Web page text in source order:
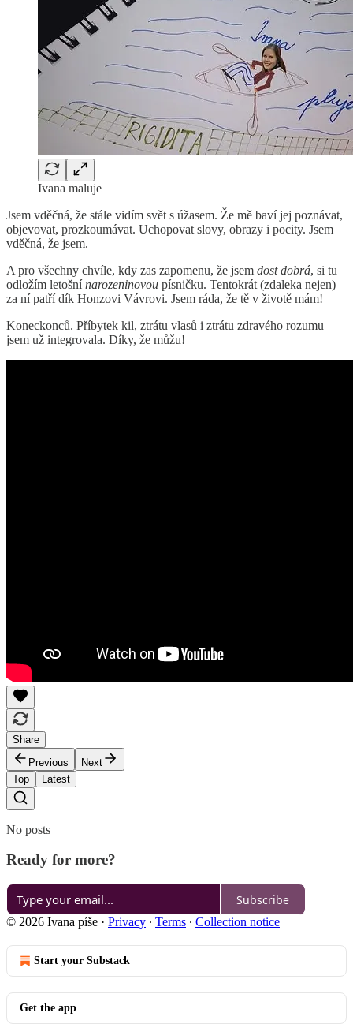
Ivana maluje
Jsem vděčná, že stále vidím svět s úžasem. Že mě baví jej poznávat,
objevovat, prozkoumávat. Uchopovat slovy, obrazy i pocity. Jsem
vděčná, že jsem.
A pro všechny chvíle, kdy zas zapomenu, že jsem dost dobrá, si tu
odložím letošnínarozeninovou písničku. Tentokrát (zdaleka nejen)
za ní patří dík Honzovi Vávrovi. Jsem ráda, že tě v životě mám!
Koneckonců. Příbytek kil, ztrátu vlasů i ztrátu zdravého rozumu
jsem už integrovala. Díky, že můžu!
Share
Previous
Next
Top
Latest
No posts
Ready for more?
Subscribe
© 2026 Ivana píše · Privacy ∙ Terms ∙ Collection notice
Start your Substack
Get the app